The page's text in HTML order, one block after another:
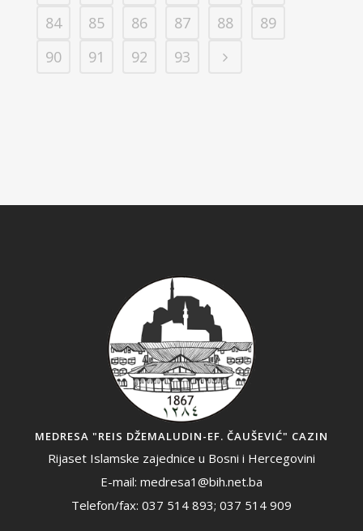
84
85 86 87 88
89
90
91 92 93
MEDRESA "REIS DŽEMALUDIN-EF. ČAUŠEVIĆ" CAZIN
Rijaset Islamske zajednice u Bosni i Hercegovini
E-mail: medresa1@bih.net.ba
Telefon/fax: 037 514 893; 037 514 909